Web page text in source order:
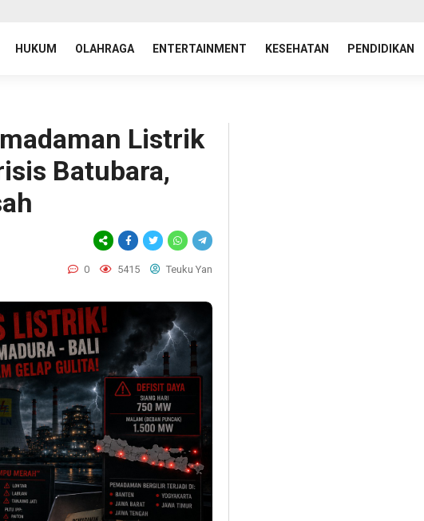
HUKUM OLAHRAGA ENTERTAINMENT KESEHATAN PENDIDIKAN
Listrik
Batubara,
0 5415 Teuku Yan